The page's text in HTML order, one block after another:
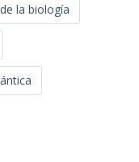
la biología